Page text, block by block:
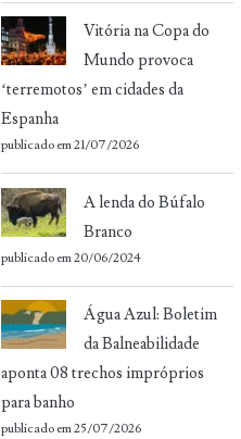
Vitória na Copa do
Mundo provoca
‘terremotos’ em cidades da
Espanha
publicado em 21/07/2026
A lenda do Búfalo
Branco
publicado em 20/06/2024
Água Azul: Boletim
da Balneabilidade
aponta 08 trechos impróprios
para banho
publicado em 25/07/2026